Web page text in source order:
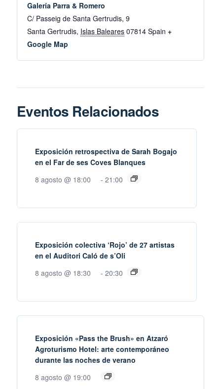
Galería Parra & Romero
C/ Passeig de Santa Gertrudis, 9
Santa Gertrudis, Islas Baleares 07814 Spain +
Google Map
Eventos Relacionados
Exposición retrospectiva de Sarah Bogajo
en el Far de ses Coves Blanques
8 agosto @ 18:00
- 21:00
Exposición colectiva ‘Rojo’ de 27 artistas
en el Auditori Caló de s’Oli
8 agosto @ 18:30
- 20:30
Exposición «Pass the Brush» en Atzaró
Agroturismo Hotel: arte contemporáneo
durante las noches de verano
8 agosto @ 19:00